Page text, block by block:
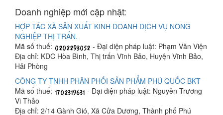
Doanh nghiệp mới cập nhật:
HỢP TÁC XÃ SẢN XUẤT KINH DOANH DỊCH VỤ NÔNG
NGHIỆP THỊ TRẤN.
Mã số thuế:
- Đại diện pháp luật: Phạm Văn Viện
Địa chỉ: KDC Hòa Bình, Thị trấn Vĩnh Bảo, Huyện Vĩnh Bảo,
Hải Phòng
CÔNG TY TNHH PHÂN PHỐI SẢN PHẨM PHÚ QUỐC BKT
Mã số thuế:
- Đại diện pháp luật: Nguyễn Trương
Vi Thảo
Địa chỉ: 2/14 Gành Gió, Xã Cửa Dương, Thành phố Phú